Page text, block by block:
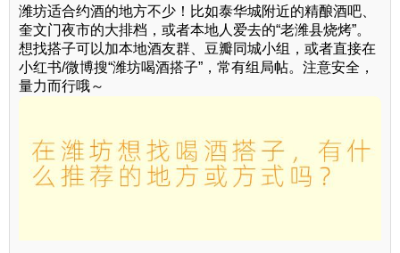
潍坊适合约酒的地方不少！比如泰华城附近的精酿酒吧、
奎文门夜市的大排档，或者本地人爱去的“老潍县烧烤”。
想找搭子可以加本地酒友群、豆瓣同城小组，或者直接在
小红书/微博搜“潍坊喝酒搭子”，常有组局帖。注意安全，
量力而行哦～